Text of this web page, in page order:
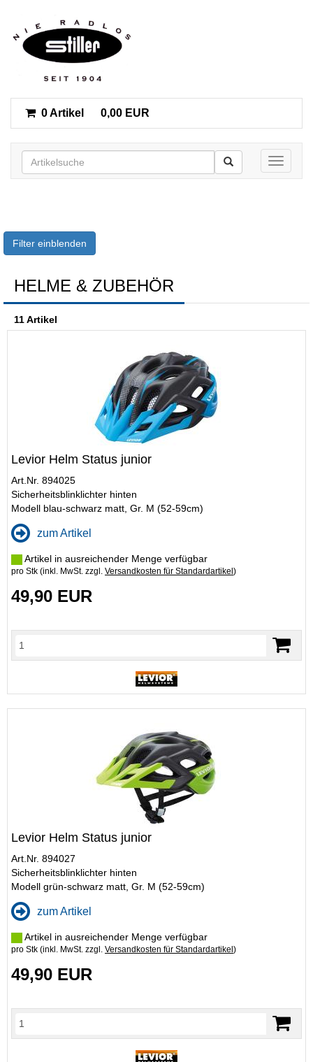
0 Artikel 0,00 EUR
Toggle
Filter einblenden
HELME & ZUBEHÖR
11 Artikel
Levior Helm Status junior
Art.Nr. 894025
Sicherheitsblinklichter hinten
Modell blau-schwarz matt, Gr. M (52-59cm)
zum Artikel
Artikel in ausreichender Menge verfügbar
pro Stk (inkl. MwSt. zzgl. Versandkosten für Standardartikel )
49,90 EUR
Levior Helm Status junior
Art.Nr. 894027
Sicherheitsblinklichter hinten
Modell grün-schwarz matt, Gr. M (52-59cm)
zum Artikel
Artikel in ausreichender Menge verfügbar
pro Stk (inkl. MwSt. zzgl. Versandkosten für Standardartikel )
49,90 EUR